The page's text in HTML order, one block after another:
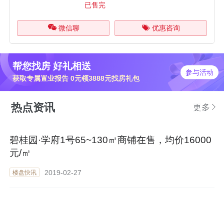
已售完
微信聊 优惠咨询
帮您找房 好礼相送
获取专属置业报告 0元领3888元找房礼包
参与活动
热点资讯 更多
碧桂园·学府1号65~130㎡商铺在售，均价16000
元/㎡
楼盘快讯 2019-02-27